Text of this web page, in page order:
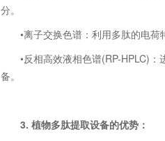
分。
•离子交换色谱：利用多肽的电荷
•反相高效液相色谱(RP-HPLC)：
备。
3. 植物多肽提取设备的优势：